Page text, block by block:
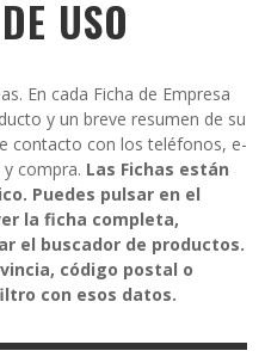
USO
En cada Ficha de Empresa
y un breve resumen de su
contacto con los teléfonos, e-
compra. Las Fichas están
Puedes pulsar en el
la ficha completa,
el buscador de productos.
código postal o
con esos datos.